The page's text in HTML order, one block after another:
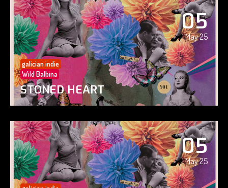
05
May 25
galician indie
Wild Balbina
STONED HEART
05
May 25